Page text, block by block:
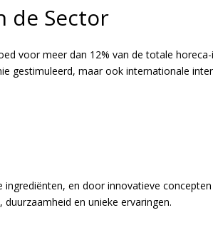
de Sector
voor meer dan 12% van de totale
gestimuleerd, maar ook internationale
en door innovatieve
en unieke ervaringen.